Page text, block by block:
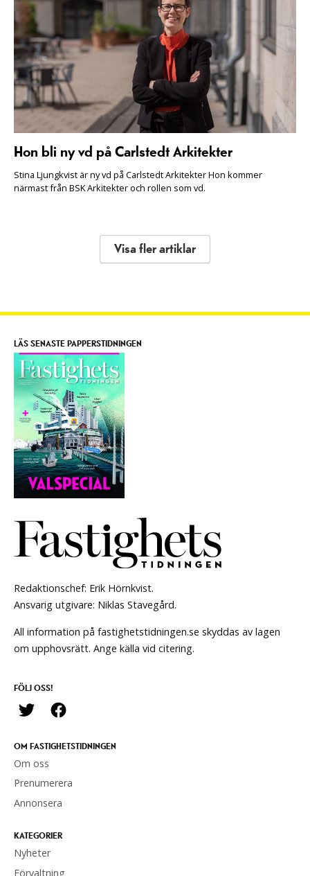
Hon bli ny vd på Carlstedt Arkitekter
Stina Ljungkvist är ny vd på Carlstedt Arkitekter Hon kommer
närmast från BSK Arkitekter och rollen som vd.
Visa fler artiklar
Redaktionschef: Erik Hörnkvist.
Ansvarig utgivare: Niklas Stavegård.
All information på fastighetstidningen.se skyddas av lagen
om upphovsrätt. Ange källa vid citering.
FÖLJ OSS!
OM FASTIGHETSTIDNINGEN
Om oss
Prenumerera
Annonsera
KATEGORIER
Nyheter
Förvaltning
LÄS SENASTE PAPPERSTIDNINGEN